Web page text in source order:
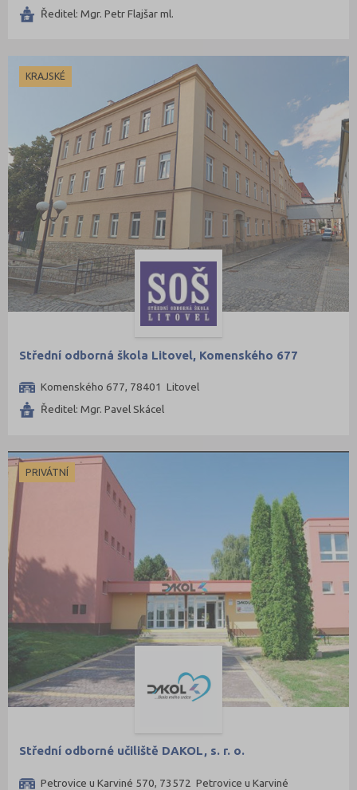
Ředitel: Mgr. Petr Flajšar ml.
KRAJSKÉ
Střední odborná škola Litovel, Komenského 677
Komenského 677, 78401 Litovel
Ředitel: Mgr. Pavel Skácel
PRIVÁTNÍ
Střední odborné učiliště DAKOL, s. r. o.
Petrovice u Karviné 570, 73572 Petrovice u Karviné